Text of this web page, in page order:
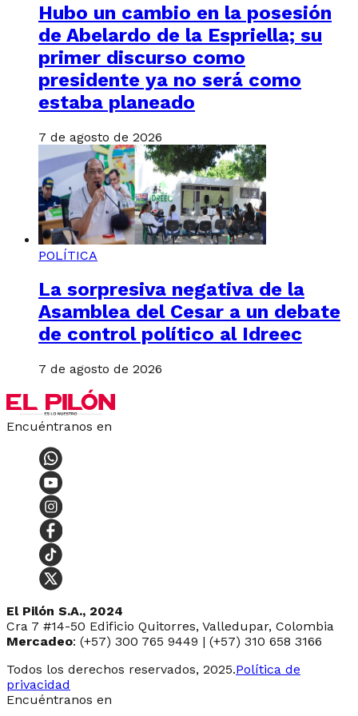
Hubo un cambio en la posesión
de Abelardo de la Espriella; su
primer discurso como
presidente ya no será como
estaba planeado
7 de agosto de 2026
POLÍTICA
La sorpresiva negativa de la
Asamblea del Cesar a un debate
de control político al Idreec
7 de agosto de 2026
Encuéntranos en
El Pilón S.A., 2024
Cra 7 #14-50 Edificio Quitorres, Valledupar, Colombia
Mercadeo: (+57) 300 765 9449 | (+57) 310 658 3166
Todos los derechos reservados, 2025.Política de
privacidad
Encuéntranos en